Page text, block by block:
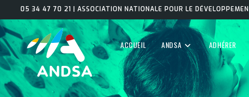
05 34 47 70 21 | ASSOCIATION NATIONALE POUR LE
ACCUEIL ANDSA ADHÉRER